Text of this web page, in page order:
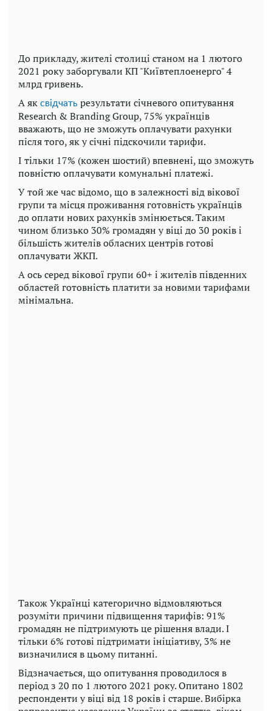
До прикладу,жителі столиці станомна 1 лютого
2021 рокузаборгували КП"Київтеплоенерго"4
млрдгривень.
А як свідчать результати січневого опитування
Research & Branding Group, 75% українців
вважають, що не зможуть оплачувати рахунки
після того, як у січні підскочили тарифи.
І тільки 17% (кожен шостий) впевнені, що зможуть
повністю оплачувати комунальні платежі.
У той же час відомо, що в залежності від вікової
групи та місця проживання готовність українців
до оплати нових рахунків змінюється. Таким
чином близько 30% громадян у віці до 30 років і
більшість жителів обласних центрів готові
оплачувати ЖКП.
А ось серед вікової групи 60+ і жителів південних
областей готовність платити за новими тарифами
мінімальна.
Також Українці категорично відмовляються
розуміти причини підвищення тарифів: 91%
громадян не підтримують це рішення влади. І
тільки 6% готові підтримати ініціативу, 3% не
визначилися в цьому питанні.
Відзначається,щоопитування проводилосяв
періодз 20 по 1 лютого2021 року.Опитано 1802
респонденти увіці від 18 роківі старше.Вибірка